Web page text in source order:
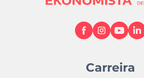
Carreira